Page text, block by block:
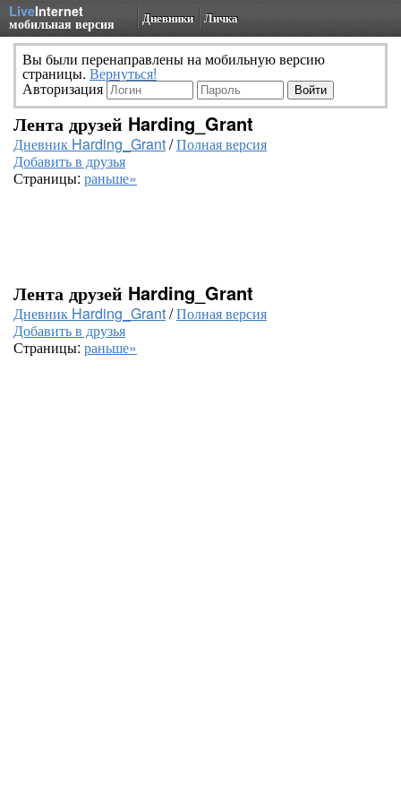
LiveInternet
мобильная версия Дневники Личка
Вы были перенаправлены на мобильную версию
страницы. Вернуться!
Авторизация
Лента друзей Harding_Grant
Дневник Harding_Grant/Полная версия
Добавить в друзья
Страницы: раньше»
Лента друзей Harding_Grant
Дневник Harding_Grant/Полная версия
Добавить в друзья
Страницы: раньше»